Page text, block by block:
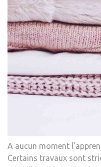
A aucun moment
Certains travaux sont